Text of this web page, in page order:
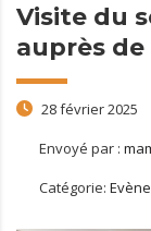
Visite du
auprès
28 février 2025
Envoyé par :
Catégorie: